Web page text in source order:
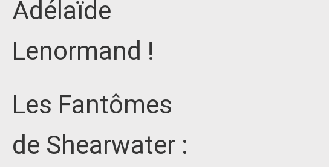
Adélaïde
Lenormand !
Les Fantômes
de Shearwater :